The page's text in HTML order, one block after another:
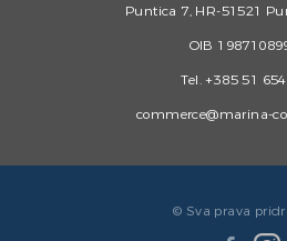
Puntica 7, HR-51521
OIB
Tel. +385 51
commerce@marina-
© Sva prava